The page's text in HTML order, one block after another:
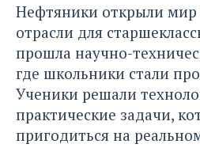
Нефтяники открыли мир
отрасли для
прошла научно-
где школьники стали
Ученики решали
практические задачи,
пригодиться на